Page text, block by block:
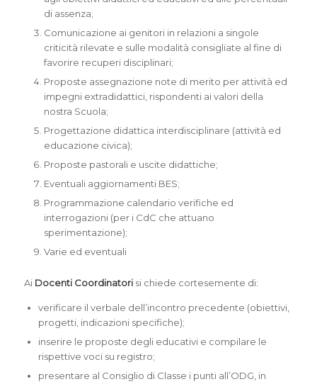
di assenza;
Comunicazione ai genitori in relazioni a singole
criticità rilevate e sulle modalità consigliate al fine di
favorire recuperi disciplinari;
Proposte assegnazione note di merito per attività ed
impegni extradidattici, rispondenti ai valori della
nostra Scuola;
Progettazione didattica interdisciplinare (attività ed
educazione civica);
Proposte pastorali e uscite didattiche;
Eventuali aggiornamenti BES;
Programmazione calendario verifiche ed
interrogazioni (per i CdC che attuano
sperimentazione);
Varie ed eventuali
Ai Docenti Coordinatorisi chiede cortesemente di:
verificare il verbale dell’incontro precedente (obiettivi,
progetti, indicazioni specifiche);
inserire le proposte degli educativi e compilare le
rispettive voci su registro;
presentare al Consiglio di Classe i punti all’ODG, in